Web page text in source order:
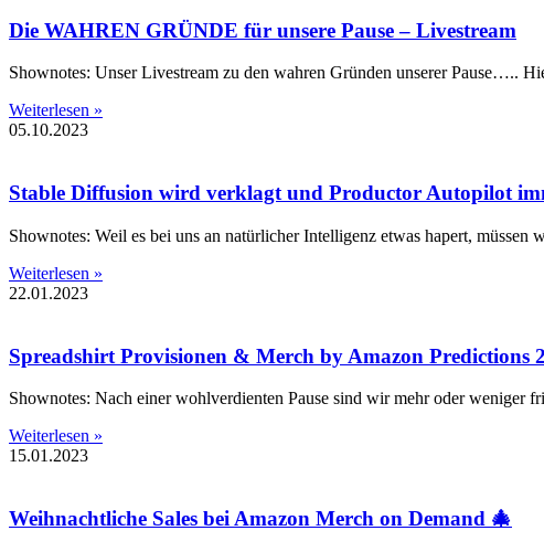
Die WAHREN GRÜNDE für unsere Pause – Livestream
Shownotes: Unser Livestream zu den wahren Gründen unserer Pause…..
Weiterlesen »
05.10.2023
Stable Diffusion wird verklagt und Productor Autopilot
Shownotes: Weil es bei uns an natürlicher Intelligenz etwas hapert,
Weiterlesen »
22.01.2023
Spreadshirt Provisionen & Merch by Amazon Predictions
Shownotes: Nach einer wohlverdienten Pause sind wir mehr oder weniger
Weiterlesen »
15.01.2023
Weihnachtliche Sales bei Amazon Merch on Demand 🎄